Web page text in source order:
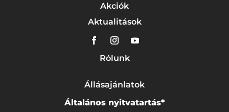
Akciók
Aktualitások
Rólunk
Állásajánlatok
Általános nyitvatartás*